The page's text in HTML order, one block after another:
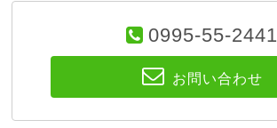
0995-55-2441
お問い合わせ